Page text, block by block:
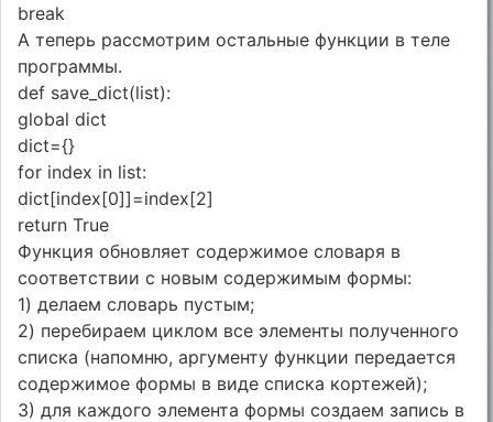
break
А теперь рассмотрим остальные функции в теле
программы.
def save_dict(list):
global dict
dict={}
for index in list:
dict[index[0]]=index[2]
return True
Функция обновляет содержимое словаря в
соответствии с новым содержимым формы:
1) делаем словарь пустым;
2) перебираем циклом все элементы полученного
списка (напомню, аргументу функции передается
содержимое формы в виде списка кортежей);
3) для каждого элемента формы создаем запись в